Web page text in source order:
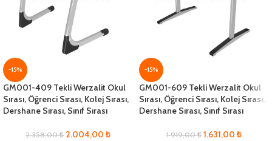
-15%
GM001-409 Tekli Werzalit Okul
Sırası, Öğrenci Sırası, Kolej Sırası,
Dershane Sırası, Sınıf Sırası
2.358,00₺ 2.004,00 ₺
-15%
GM001-609 Tekli Werzalit Okul
Sırası, Öğrenci Sırası, Kolej Sırası,
Dershane Sırası, Sınıf Sırası
1.919,00₺ 1.631,00 ₺